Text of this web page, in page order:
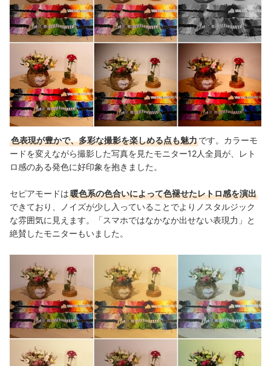
色表現が豊かで、多彩な撮影を楽しめる点も魅力です。カラーモ
ードを変えながら撮影した写真を見たモニター12人全員が、レト
ロ感のある発色に好印象を抱きました。
セピアモードは暖色系の色合いによって色褪せたレトロ感を演出
できており、ノイズが少し入っていることでよりノスタルジック
な雰囲気に見えます。「スマホではなかなか出せない表現力」と
絶賛したモニターもいました。